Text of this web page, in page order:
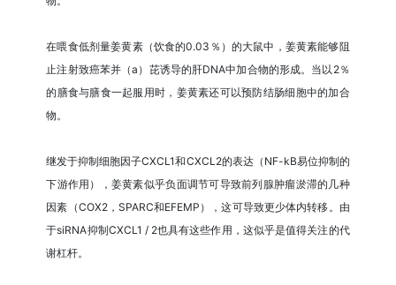
在喂食低剂量姜黄素（饮食的0.03％）的大鼠中，姜黄素能够阻
止注射致癌苯并（a）芘诱导的肝DNA中加合物的形成。当以2％
的膳食与膳食一起服用时，姜黄素还可以预防结肠细胞中的加合
物。
继发于抑制细胞因子CXCL1和CXCL2的表达（NF-kB易位抑制的
下游作用），姜黄素似乎负面调节可导致前列腺肿瘤淤滞的几种
因素（COX2，SPARC和EFEMP），这可导致更少体内转移。由
于siRNA抑制CXCL1 / 2也具有这些作用，这似乎是值得关注的代
谢杠杆。